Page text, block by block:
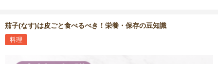
茄子(なす)は皮ごと食べるべき！栄養・保存の豆知識
料理